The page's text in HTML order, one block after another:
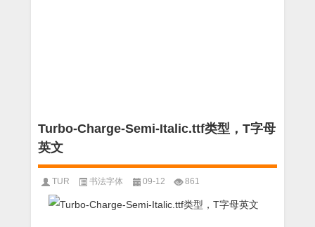
Turbo-Charge-Semi-Italic.ttf类型，T字母
英文
TUR 书法字体 09-12 861